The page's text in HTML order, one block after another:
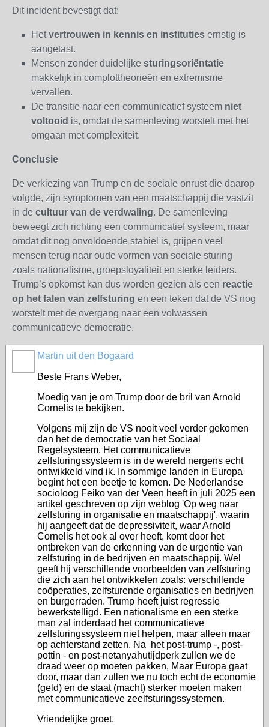
Dit incident bevestigt dat:
Hetvertrouwen in kennis en instituties ernstig is
aangetast.
Mensen zonder duidelijke sturingsoriëntatie
makkelijk in complottheorieën en extremisme
vervallen.
De transitie naar een communicatief systeem niet
voltooid is, omdat de samenleving worstelt met het
omgaan met complexiteit.
Conclusie
De verkiezing van Trump en de sociale onrust die daarop
volgde, zijn symptomen van een maatschappij die vastzit
in de cultuur van de verdwaling. De samenleving
beweegt zich richting een communicatief systeem, maar
omdat dit nog onvoldoende stabiel is, grijpen veel
mensen terug naar oude vormen van sociale sturing
zoals nationalisme, groepsloyaliteit en sterke leiders.
Trump’s opkomst kan dus worden gezien als een reactie
op het falen van zelfsturing en een teken dat de VS nog
worstelt met de overgang naar een volwassen
communicatieve democratie.
Martin uit den Bogaard
Beste Frans Weber,
Moedig van je om Trump door de bril van Arnold
Cornelis te bekijken.
Volgens mij zijn de VS nooit veel verder gekomen
dan het de democratie van het Sociaal
Regelsysteem. Het communicatieve
zelfsturingssysteem is in de wereld nergens echt
ontwikkeld vind ik. In sommige landen in Europa
begint het een beetje te komen. De Nederlandse
socioloog Feiko van der Veen heeft in juli 2025 een
artikel geschreven op zijn weblog 'Op weg naar
zelfsturing in organisatie en maatschappij', waarin
hij aangeeft dat de depressiviteit, waar Arnold
Cornelis het ook al over heeft, komt door het
ontbreken van de erkenning van de urgentie van
zelfsturing in de bedrijven en maatschappij. Wel
geeft hij verschillende voorbeelden van zelfsturing
die zich aan het ontwikkelen zoals: verschillende
coöperaties, zelfsturende organisaties en bedrijven
en burgerraden. Trump heeft juist regressie
bewerkstelligd. Een nationalisme en een sterke
man zal inderdaad het communicatieve
zelfsturingssysteem niet helpen, maar alleen maar
op achterstand zetten. Na het post-trump -, post-
pottin - en post-netanyahutijdperk zullen we de
draad weer op moeten pakken, Maar Europa gaat
door, maar dan zullen we nu toch echt de economie
(geld) en de staat (macht) sterker moeten maken
met communicatieve zeelfsturingssystemen.
Vriendelijke groet,